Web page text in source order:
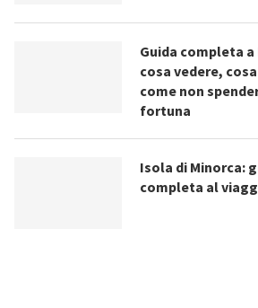
Guida completa a
cosa vedere,
come non
fortuna
Isola di Minorca:
completa al